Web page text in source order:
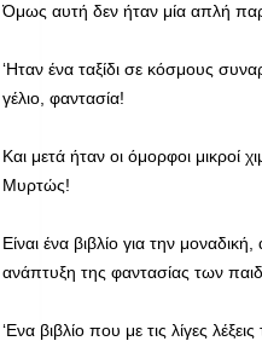
Όμως αυτή δεν ήταν μία απλή
‘Ηταν ένα ταξίδι σε κόσμους
γέλιο, φαντασία!
Και μετά ήταν οι όμορφοι μικροί
Μυρτώς!
Είναι ένα βιβλίο για την
ανάπτυξη της φαντασίας των
‘Ενα βιβλίο που με τις λίγες